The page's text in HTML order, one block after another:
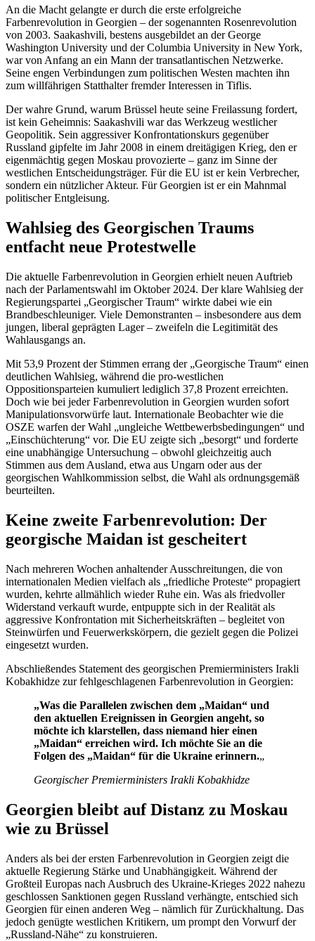
An die Macht gelangte er durch die erste erfolgreiche
Farbenrevolution in Georgien – der sogenannten Rosenrevolution
von 2003. Saakashvili, bestens ausgebildet an der George
Washington University und der Columbia University in New York,
war von Anfang an ein Mann der transatlantischen Netzwerke.
Seine engen Verbindungen zum politischen Westen machten ihn
zum willfährigen Statthalter fremder Interessen in Tiflis.
Der wahre Grund, warum Brüssel heute seine Freilassung fordert,
ist kein Geheimnis: Saakashvili war das Werkzeug westlicher
Geopolitik. Sein aggressiver Konfrontationskurs gegenüber
Russland gipfelte im Jahr 2008 in einem dreitägigen Krieg, den er
eigenmächtig gegen Moskau provozierte – ganz im Sinne der
westlichen Entscheidungsträger. Für die EU ist er kein Verbrecher,
sondern ein nützlicher Akteur. Für Georgien ist er ein Mahnmal
politischer Entgleisung.
Wahlsieg des Georgischen Traums
entfacht neue Protestwelle
Die aktuelle Farbenrevolution in Georgien erhielt neuen Auftrieb
nach der Parlamentswahl im Oktober 2024. Der klare Wahlsieg der
Regierungspartei „Georgischer Traum“ wirkte dabei wie ein
Brandbeschleuniger. Viele Demonstranten – insbesondere aus dem
jungen, liberal geprägten Lager – zweifeln die Legitimität des
Wahlausgangs an.
Mit 53,9 Prozent der Stimmen errang der „Georgische Traum“ einen
deutlichen Wahlsieg, während die pro-westlichen
Oppositionsparteien kumuliert lediglich 37,8 Prozent erreichten.
Doch wie bei jeder Farbenrevolution in Georgien wurden sofort
Manipulationsvorwürfe laut. Internationale Beobachter wie die
OSZE warfen der Wahl „ungleiche Wettbewerbsbedingungen“ und
„Einschüchterung“ vor. Die EU zeigte sich „besorgt“ und forderte
eine unabhängige Untersuchung – obwohl gleichzeitig auch
Stimmen aus dem Ausland, etwa aus Ungarn oder aus der
georgischen Wahlkommission selbst, die Wahl als ordnungsgemäß
beurteilten.
Keine zweite Farbenrevolution: Der
georgische Maidan ist gescheitert
Nach mehreren Wochen anhaltender Ausschreitungen, die von
internationalen Medien vielfach als „friedliche Proteste“ propagiert
wurden, kehrte allmählich wieder Ruhe ein. Was als friedvoller
Widerstand verkauft wurde, entpuppte sich in der Realität als
aggressive Konfrontation mit Sicherheitskräften – begleitet von
Steinwürfen und Feuerwerkskörpern, die gezielt gegen die Polizei
eingesetzt wurden.
Abschließendes Statement des georgischen Premierministers Irakli
Kobakhidze zur fehlgeschlagenen Farbenrevolution in Georgien:
„Was die Parallelen zwischen dem „Maidan“ und
den aktuellen Ereignissen in Georgien angeht, so
möchte ich klarstellen, dass niemand hier einen
„Maidan“ erreichen wird. Ich möchte Sie an die
Folgen des „Maidan“ für die Ukraine erinnern.„
Georgischer Premierministers Irakli Kobakhidze
Georgien bleibt auf Distanz zu Moskau
wie zu Brüssel
Anders als bei der ersten Farbenrevolution in Georgien zeigt die
aktuelle Regierung Stärke und Unabhängigkeit. Während der
Großteil Europas nach Ausbruch des Ukraine-Krieges 2022 nahezu
geschlossen Sanktionen gegen Russland verhängte, entschied sich
Georgien für einen anderen Weg – nämlich für Zurückhaltung. Das
jedoch genügte westlichen Kritikern, um prompt den Vorwurf der
„Russland-Nähe“ zu konstruieren.